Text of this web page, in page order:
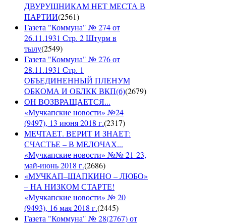
ДВУРУШНИКАМ НЕТ МЕСТА В
ПАРТИИ(2561)
Газета "Коммуна" № 274 от
26.11.1931 Стр. 2 Штурм в
тылу(2549)
Газета "Коммуна" № 276 от
28.11.1931 Стр. 1
ОБЪЕДИНЕННЫЙ ПЛЕНУМ
ОБКОМА И ОБЛКК ВКП(б)(2679)
ОН ВОЗВРАЩАЕТСЯ...
«Мучкапские новости» №24
(9497), 13 июня 2018 г.(2317)
МЕЧТАЕТ. ВЕРИТ И ЗНАЕТ:
СЧАСТЬЕ – В МЕЛОЧАХ...
«Мучкапские новости» №№ 21-23,
май-июнь 2018 г.(2686)
«МУЧКАП–ШАПКИНО – ЛЮБО»
– НА НИЗКОМ СТАРТЕ!
«Мучкапские новости» № 20
(9493), 16 мая 2018 г.(2445)
Газета "Коммуна" № 28(2767) от